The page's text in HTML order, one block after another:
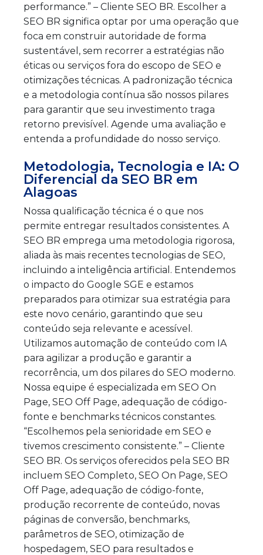
performance.” – Cliente SEO BR. Escolher a
SEO BR significa optar por uma operação que
foca em construir autoridade de forma
sustentável, sem recorrer a estratégias não
éticas ou serviços fora do escopo de SEO e
otimizações técnicas. A padronização técnica
e a metodologia contínua são nossos pilares
para garantir que seu investimento traga
retorno previsível. Agende uma avaliação e
entenda a profundidade do nosso serviço.
Metodologia, Tecnologia e IA: O
Diferencial da SEO BR em
Alagoas
Nossa qualificação técnica é o que nos
permite entregar resultados consistentes. A
SEO BR emprega uma metodologia rigorosa,
aliada às mais recentes tecnologias de SEO,
incluindo a inteligência artificial. Entendemos
o impacto do Google SGE e estamos
preparados para otimizar sua estratégia para
este novo cenário, garantindo que seu
conteúdo seja relevante e acessível.
Utilizamos automação de conteúdo com IA
para agilizar a produção e garantir a
recorrência, um dos pilares do SEO moderno.
Nossa equipe é especializada em SEO On
Page, SEO Off Page, adequação de código-
fonte e benchmarks técnicos constantes.
“Escolhemos pela senioridade em SEO e
tivemos crescimento consistente.” – Cliente
SEO BR. Os serviços oferecidos pela SEO BR
incluem SEO Completo, SEO On Page, SEO
Off Page, adequação de código-fonte,
produção recorrente de conteúdo, novas
páginas de conversão, benchmarks,
parâmetros de SEO, otimização de
hospedagem, SEO para resultados e